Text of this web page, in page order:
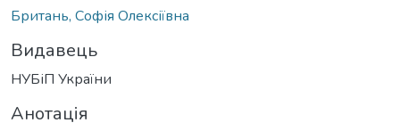
Британь, Софія Олексіївна
Видавець
НУБіП України
Анотація